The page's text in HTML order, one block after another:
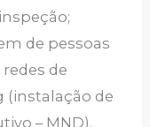
de pessoas
de
(instalação de
– MND).